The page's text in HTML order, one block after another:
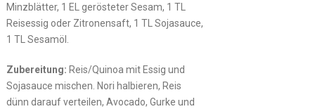
Minzblätter, 1 EL gerösteter Sesam, 1 TL
Reisessig oder Zitronensaft, 1 TL Sojasauce,
1 TL Sesamöl.
Zubereitung: Reis/Quinoa mit Essig und
Sojasauce mischen. Nori halbieren, Reis
dünn darauf verteilen, Avocado, Gurke und